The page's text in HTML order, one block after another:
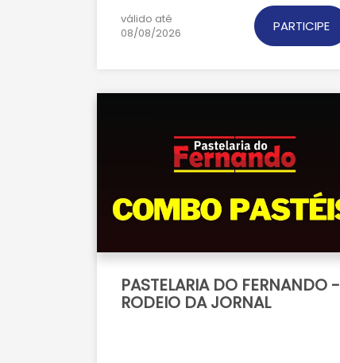
válido até
08/08/2026
PARTICIPE
PASTELARIA DO FERNANDO -
RODEIO DA JORNAL